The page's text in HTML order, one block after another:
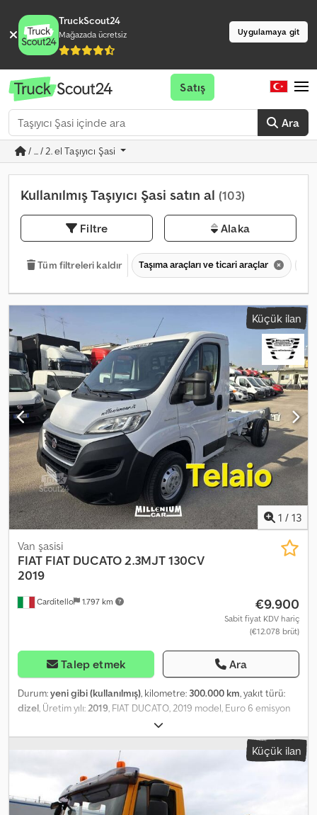
TruckScout24
Mağazada ücretsiz Uygulamaya git
Ara
Satış
/ ... / 2. el Taşıyıcı Şasi
Kullanılmış Taşıyıcı Şasi satın al (103)
Filtre Alaka
Tüm filtreleri kaldır Taşıma araçları ve ticari araçlar
Küçük ilan
1 / 13
Carditello 1.797 km
Van şasisi
FIAT FIAT DUCATO 2.3MJT 130CV
2019
€9.900
Sabit fiyat KDV hariç
(€12.078 brüt)
Talep etmek Ara
Durum:yeni gibi (kullanılmış), kilometre: 300.000 km, yakıt türü:
dizel, Üretim yılı:2019, FIAT DUCATO, 2019 model, Euro 6 emisyon
standartlarına uygun, 2.3 MjT, 130 HP motor, 3450 mm dingil
mesafesi, 3 ila 3,60 metre arasında farklı kasalara uygun şasi, klima,
standart radyo, direksiyon üzerindeki kontroller, hız sabitleyici,
300.000 km'de, bakımları yapılmış, dağıtım kayışı değiştirilmiş,
isteğe bağlı finansman imkanı. Djdpfxozmmazo Acfowa
Küçük ilan